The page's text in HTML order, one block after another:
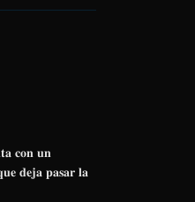
𝐜𝐨𝐧 𝐮𝐧
𝐝𝐞𝐣𝐚 𝐩𝐚𝐬𝐚𝐫 𝐥𝐚